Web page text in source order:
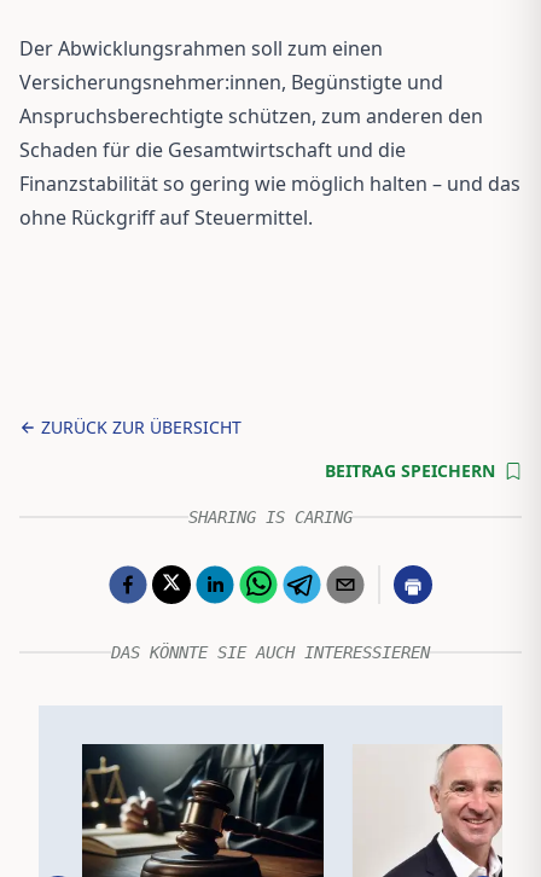
Der Abwicklungsrahmen soll zum einen
Versicherungsnehmer:innen, Begünstigte und
Anspruchsberechtigte schützen, zum anderen den
Schaden für die Gesamtwirtschaft und die
Finanzstabilität so gering wie möglich halten – und das
ohne Rückgriff auf Steuermittel.
ZURÜCK ZUR ÜBERSICHT
BEITRAG SPEICHERN
SHARING IS CARING
DAS KÖNNTE SIE AUCH INTERESSIEREN